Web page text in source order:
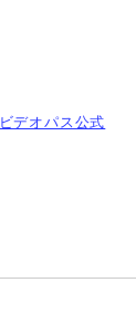
ビデオパス公式